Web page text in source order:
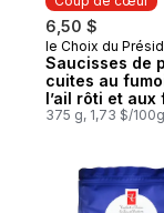
6,50 $
Coup de cœur
le Choix du
Saucisses de
cuites au
l’ail rôti et aux
herbes
375 g, 1,73 $/100g